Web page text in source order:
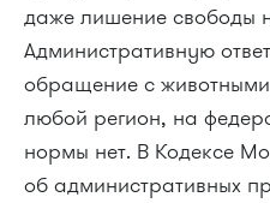
даже лишение свободы
Административную
обращение с
любой регион, на
нормы нет. В Кодексе
об административных